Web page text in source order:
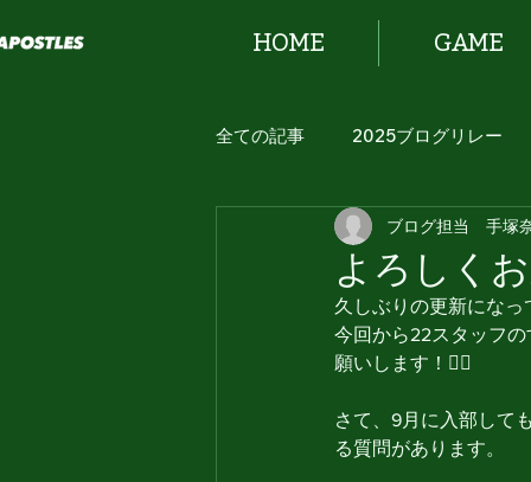
HOME GAME
全ての記事 2025ブログリレー
2024 ブログリレー！
よろしく
ブログ担当 手塚
久しぶりの更新にな
今回から22スタッフ
願いします！🙇‍♀️
さて、9月に入部して
る質問があります。